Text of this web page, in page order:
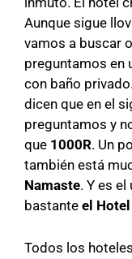
Aunque sigue
vamos a buscar
preguntamos en
con baño
dicen que en el
preguntamos y
que 1000R. Un
también está
Namaste. Y es
bastante el
Todos los